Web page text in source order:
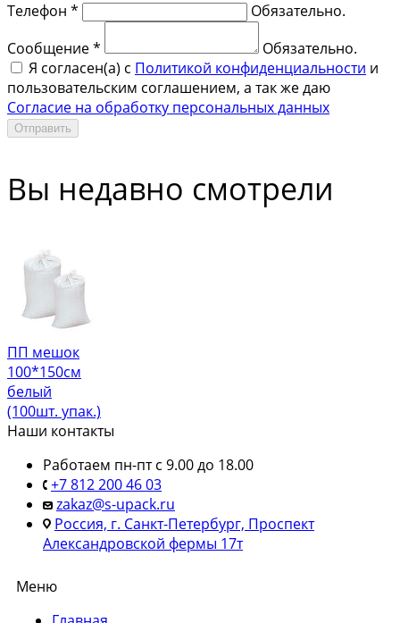
Телефон *
Обязательно.
Сообщение *
Обязательно.
Я согласен(a) с Политикой конфиденциальности и
пользовательским соглашением, а так же даю
Согласие на обработку персональных данных
Отправить
Вы недавно смотрели
ПП мешок
100*150см
белый
(100шт. упак.)
Наши контакты
Работаем пн-пт с 9.00 до 18.00
+7 812 200 46 03
zakaz@s-upack.ru
Россия, г. Санкт-Петербург, Проспект
Александровской фермы 17т
Меню